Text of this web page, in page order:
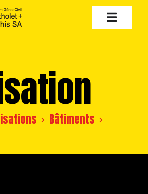
Bâtiments